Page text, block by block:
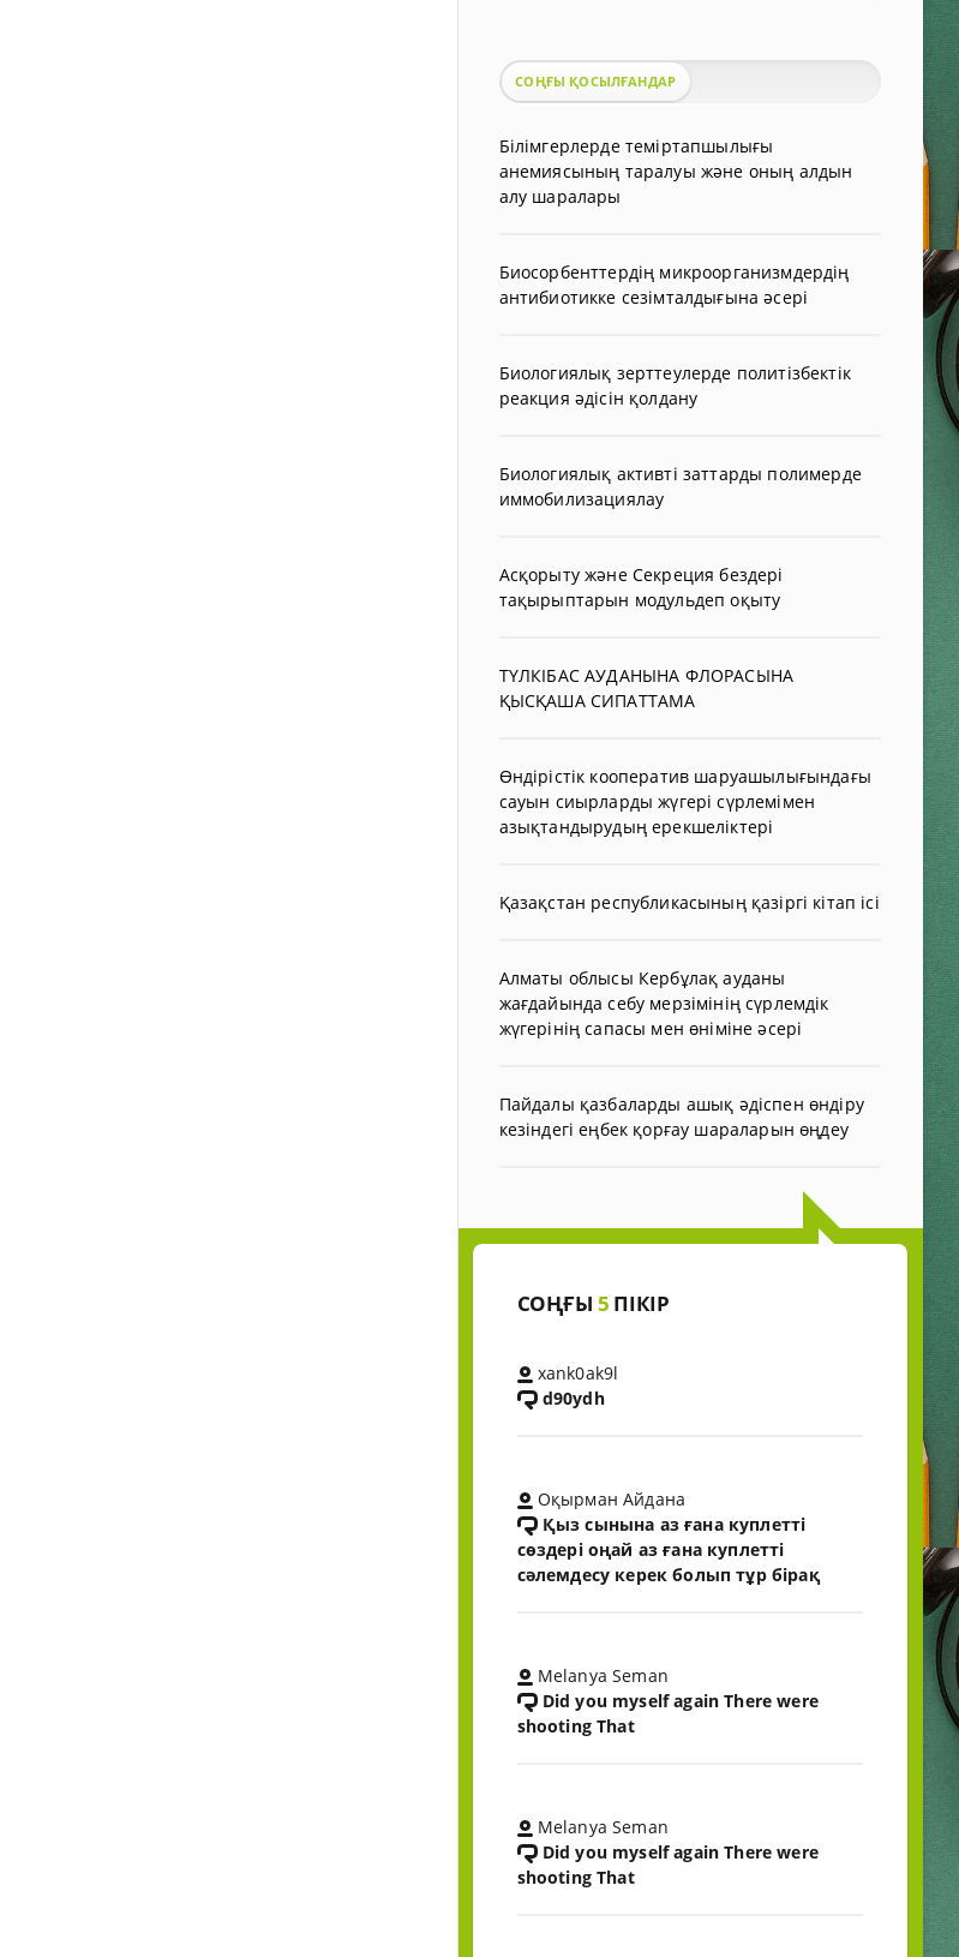
СОҢҒЫ ҚОСЫЛҒАНДАР
Білімгерлерде теміртапшылығы
анемиясының таралуы және оның алдын
алу шаралары
Биосорбенттердің микроорганизмдердің
антибиотикке сезімталдығына әсері
Биологиялық зерттеулерде политізбектік
реакция әдісін қолдану
Биологиялық активті заттарды полимерде
иммобилизациялау
Асқорыту және Секреция бездері
тақырыптарын модульдеп оқыту
ТҮЛКІБАС АУДАНЫНА ФЛОРАСЫНА
ҚЫСҚАША СИПАТТАМА
Өндірістік кооператив шаруашылығындағы
сауын сиырларды жүгері сүрлемімен
азықтандырудың ерекшеліктері
Қазақстан республикасының қазіргі кітап ісі
Алматы облысы Кербұлақ ауданы
жағдайында себу мерзімінің сүрлемдік
жүгерінің сапасы мен өніміне әсері
Пайдалы қазбаларды ашық әдіспен өндіру
кезіндегі еңбек қорғау шараларын өңдеу
СОҢҒЫ 5 ПІКІР
xank0ak9l
d90ydh
Оқырман Айдана
Қыз сынына аз ғана куплетті
сөздері оңай аз ғана куплетті
сәлемдесу керек болып тұр бірақ
Melanya Seman
Did you myself again There were
shooting That
Melanya Seman
Did you myself again There were
shooting That